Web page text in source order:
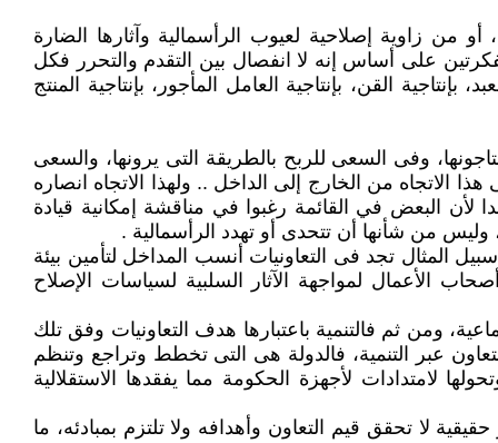
من زاوية إصلاحية لعيوب الرأسمالية وآثارها الضارة
على أساس إنه لا انفصال بين التقدم والتحرر فكل
القن، بإنتاجية العامل المأجور، بإنتاجية المنتج
وفى السعى للربح بالطريقة التى يرونها، والسعى
الاتجاه من الخارج إلى الداخل .. ولهذا الاتجاه انصاره
البعض في القائمة رغبوا في مناقشة إمكانية قيادة
وليس من شأنها أن تتحدى أو تهدد الرأسمالية .
المثال تجد فى التعاونيات أنسب المداخل لتأمين بيئة
الأعمال لمواجهة الآثار السلبية لسياسات الإصلاح
ومن ثم فالتنمية باعتبارها هدف التعاونيات وفق تلك
عبر التنمية، فالدولة هى التى تخطط وتراجع وتنظم
لامتدادات لأجهزة الحكومة مما يفقدها الاستقلالية
لا تحقق قيم التعاون وأهدافه ولا تلتزم بمبادئه، ما